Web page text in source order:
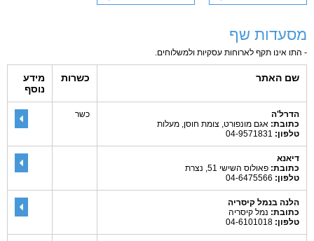
מסעדות שף
- התו אינו תקף לארוחות עסקיות ולמשלוחים.
שם האתר כשרות
מידע
נוסף
הדרל'ה
כתובת: אגם מונפורט, צומת חוסן, מעלות
טלפון:
כשר
דיאנא
כתובת: פאולוס השישי 51, נצרת
טלפון:
הלנה בנמל קיסריה
כתובת: נמל קיסריה
טלפון: